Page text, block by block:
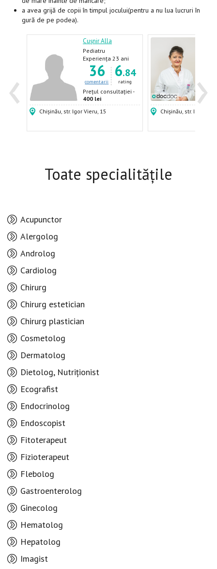
a avea grijă de copii în timpul jocului(pentru a nu lua lucruri în
gură de pe podea).
‹ ›
-
Cușnir Alla
Pediatru
Experiența 23 ani
36
comentarii
6.84
rating
Prețul consultației -
400 lei
Chișinău, str. Igor Vieru, 15
850
Chișinău, str.
Toate specialitățile
Acupunctor
Alergolog
Androlog
Cardiolog
Chirurg
Chirurg estetician
Chirurg plastician
Cosmetolog
Dermatolog
Dietolog, Nutriționist
Ecografist
Endocrinolog
Endoscopist
Fitoterapeut
Fizioterapeut
Flebolog
Gastroenterolog
Ginecolog
Hematolog
Hepatolog
Imagist